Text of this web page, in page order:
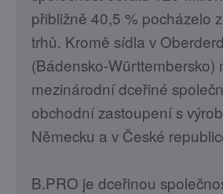
přibližně 40,5 % pocházelo
trhů. Kromě sídla v
(Bádensko-Württembersko)
mezinárodní dceřiné
obchodní zastoupení s
Německu a v České
B.PRO je dceřinou